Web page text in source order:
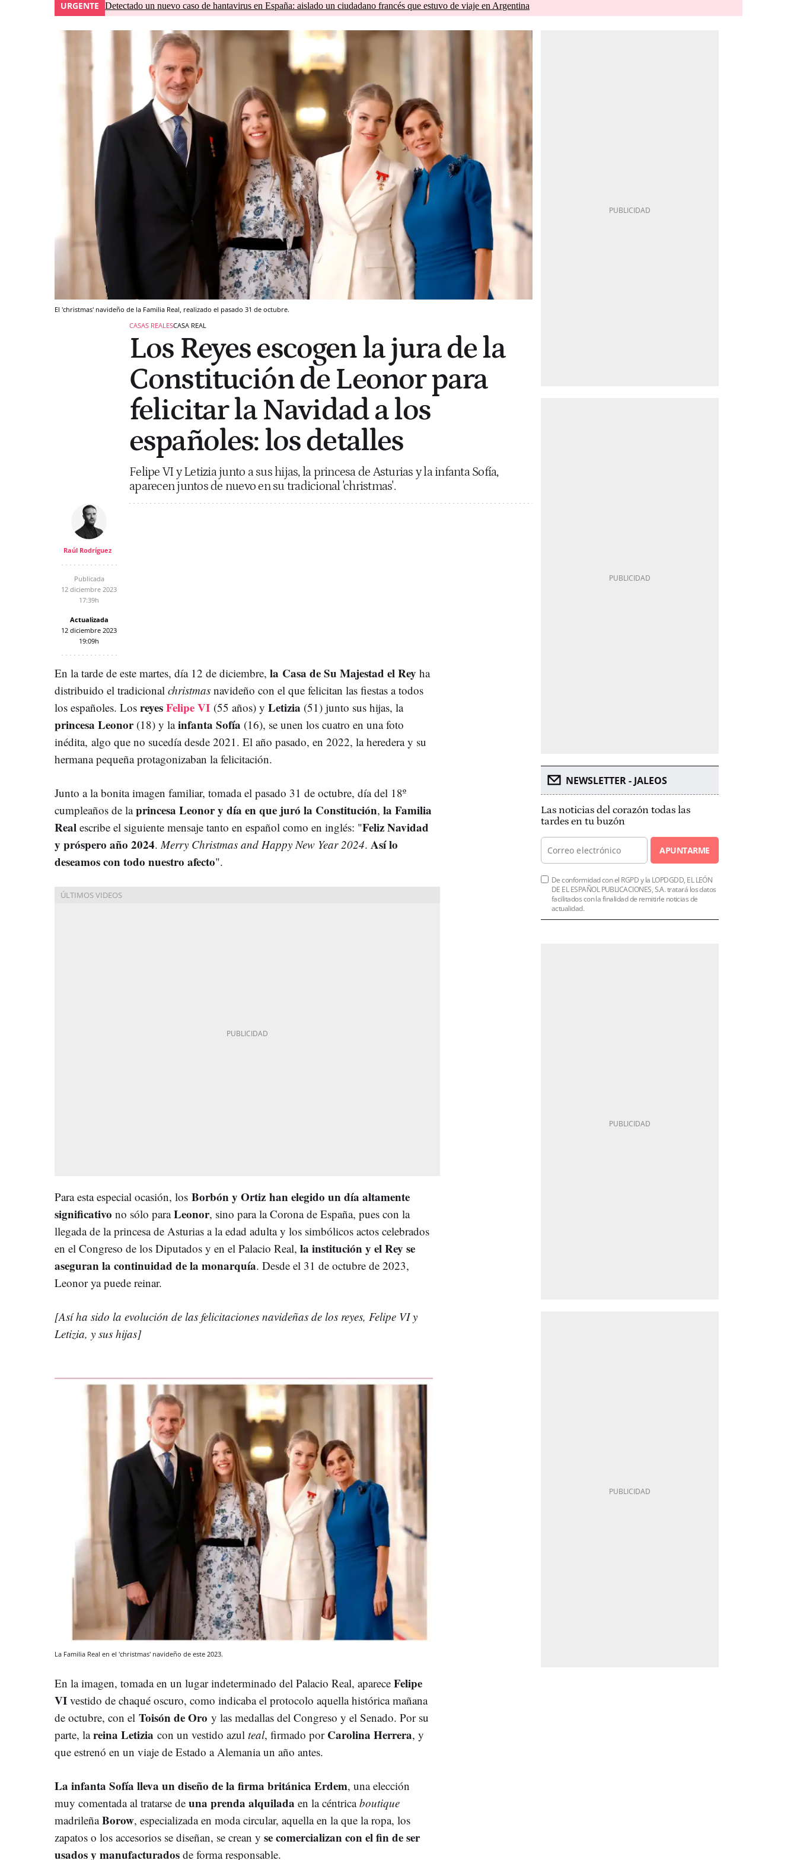
URGENTE Detectado un nuevo caso de hantavirus en España: aislado un ciudadano francés que estuvo de viaje en Argentina
El 'christmas' navideño de la Familia Real, realizado el pasado 31 de octubre.
CASAS REALESCASA REAL
Los Reyes escogen la jura de la
Constitución de Leonor para
felicitar la Navidad a los
españoles: los detalles
Felipe VI y Letizia junto a sus hijas, la princesa de Asturias y la infanta Sofía,
aparecen juntos de nuevo en su tradicional 'christmas'.
Raúl Rodríguez
Publicada
12 diciembre 2023
17:39h
Actualizada
12 diciembre 2023
19:09h
En la tarde de este martes, día 12 de diciembre, la Casa de Su Majestad el Rey ha
distribuido el tradicional christmas navideño con el que felicitan las fiestas a todos
los españoles. Los reyesFelipe VI (55 años) y Letizia (51) junto sus hijas, la
princesa Leonor(18) y lainfanta Sofía (16), se unen los cuatro en una foto
inédita, algo que no sucedía desde 2021. El año pasado, en 2022, la heredera y su
hermana pequeña protagonizaban la felicitación.
Junto a la bonita imagen familiar, tomada el pasado 31 de octubre, día del 18º
cumpleaños de laprincesa Leonor y día en que juró la Constitución, la Familia
Real escribe el siguiente mensaje tanto en español como en inglés: "Feliz Navidad
y próspero año 2024. Merry Christmas and Happy New Year 2024. Así lo
deseamos con todo nuestro afecto".
Para esta especial ocasión, los Borbón y Ortiz han elegido un día altamente
significativo no sólo paraLeonor, sino para la Corona de España, pues con la
llegada de la princesa de Asturias a la edad adulta y los simbólicos actos celebrados
en el Congreso de los Diputados y en el Palacio Real, la institución y el Rey se
aseguran la continuidad de la monarquía. Desde el 31 de octubre de 2023,
Leonor ya puede reinar.
[Así ha sido la evolución de las felicitaciones navideñas de los reyes, Felipe VI y
Letizia, y sus hijas]
La Familia Real en el 'christmas' navideño de este 2023.
En la imagen, tomada en un lugar indeterminado del Palacio Real, aparece Felipe
VI vestido de chaqué oscuro, como indicaba el protocolo aquella histórica mañana
de octubre, con el Toisón de Oro y las medallas del Congreso y el Senado. Por su
parte, lareina Letizia con un vestido azul teal, firmado por Carolina Herrera, y
que estrenó en un viaje de Estado a Alemania un año antes.
La infanta Sofía lleva un diseño de la firma británica Erdem, una elección
muy comentada al tratarse de una prenda alquilada en la céntricaboutique
madrileñaBorow, especializada en moda circular, aquella en la que la ropa, los
zapatos o los accesorios se diseñan, se crean y se comercializan con el fin de ser
usados y manufacturados de forma responsable.
NEWSLETTER - JALEOS
Las noticias del corazón todas las
tardes en tu buzón
APUNTARME
De conformidad con el RGPD y la LOPDGDD, EL LEÓN
DE EL ESPAÑOL PUBLICACIONES, S.A. tratará los datos
facilitados con la finalidad de remitirle noticias de
actualidad.